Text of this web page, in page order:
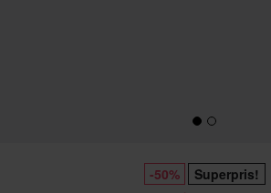
-50% Superpris!